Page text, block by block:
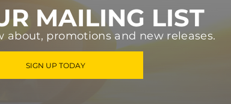
MAILING LIST
about, promotions and new releases.
SIGN UP TODAY